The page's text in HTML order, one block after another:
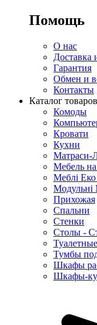
Помощь
О нас
Доставка
Гарантия
Обмен и
Контакты
Каталог товаров
Комоды
Кровати
Кухни
Матраси-
Мебель на
Меблі
Модульні
Прихожая
Спальни
Стенки
Столы -
Тумбы
Шкафы
Шкафы-